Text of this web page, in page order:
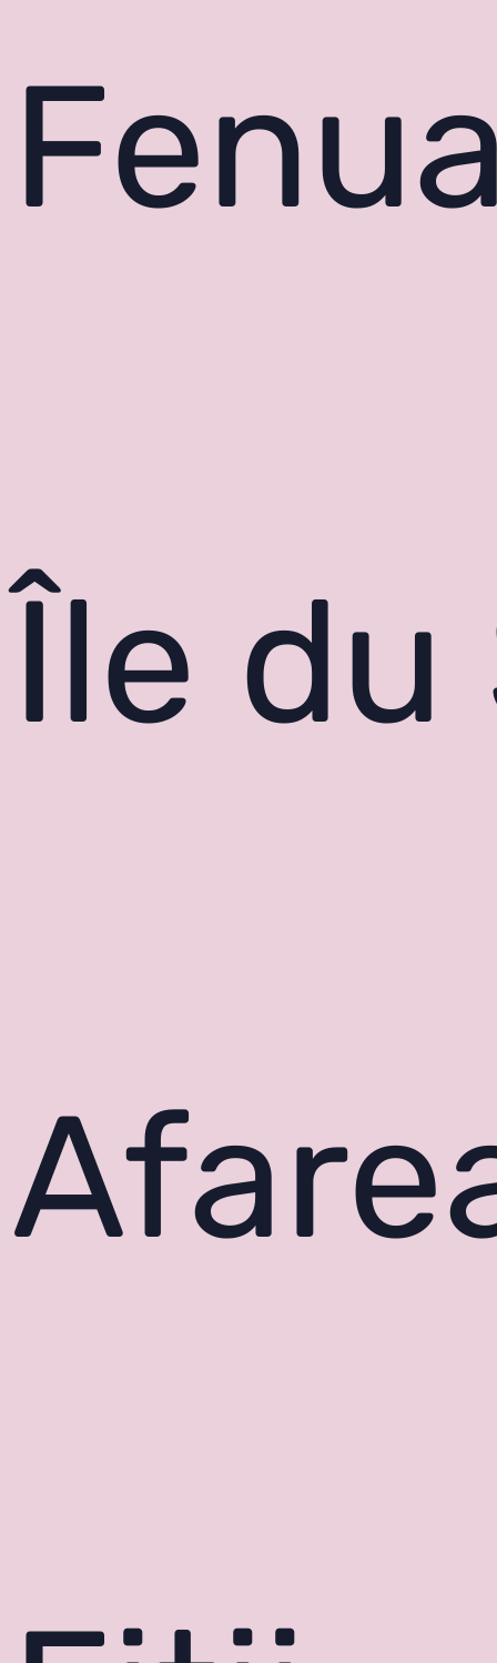
Île du